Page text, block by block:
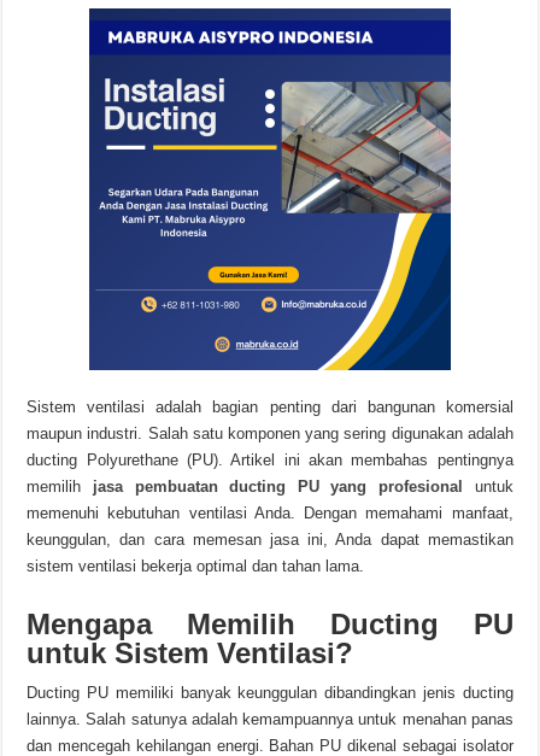
Sistem ventilasi adalah bagian penting dari bangunan komersial
maupun industri. Salah satu komponen yang sering digunakan adalah
ducting Polyurethane (PU). Artikel ini akan membahas pentingnya
memilih jasa pembuatan ducting PU yang profesional
untuk
memenuhi kebutuhan ventilasi Anda. Dengan memahami manfaat,
keunggulan, dan cara memesan jasa ini, Anda dapat memastikan
sistem ventilasi bekerja optimal dan tahan lama.
Mengapa Memilih Ducting PU
untuk Sistem Ventilasi?
Ducting PU memiliki banyak keunggulan dibandingkan jenis ducting
lainnya. Salah satunya adalah kemampuannya untuk menahan panas
dan mencegah kehilangan energi. Bahan PU dikenal sebagai isolator